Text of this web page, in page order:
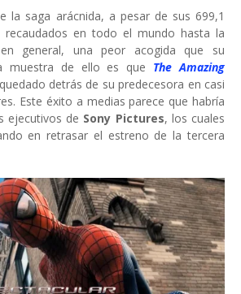
la saga arácnida, a pesar de sus 699,1
recaudados en todo el mundo hasta la
general, una peor acogida que su
muestra de ello es que The Amazing
detrás de su predecesora en casi
Este éxito a medias parece que habría
ejecutivos de Sony Pictures, los cuales
en retrasar el estreno de la tercera